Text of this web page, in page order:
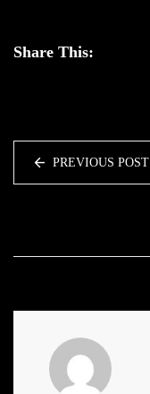
Share This:
PREVIOUS POST